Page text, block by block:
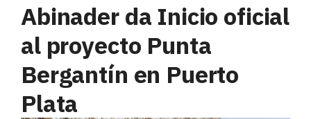
Abinader da Inicio oficial
al proyecto Punta
Bergantín en Puerto
Plata